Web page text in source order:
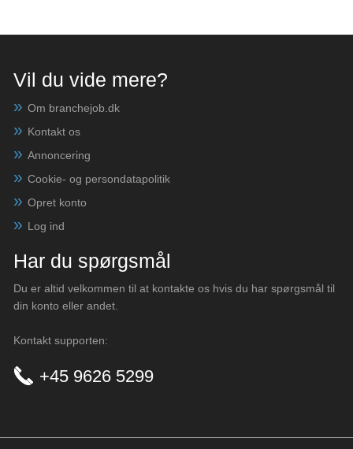
Vil du vide mere?
Om branchejob.dk
Kontakt os
Annoncering
Cookie- og persondatapolitik
Opret konto
Log ind
Har du spørgsmål
Du er altid velkommen til at kontakte os hvis du har spørgsmål til
din konto eller andet.
Kontakt supporten:
+45 9626 5299